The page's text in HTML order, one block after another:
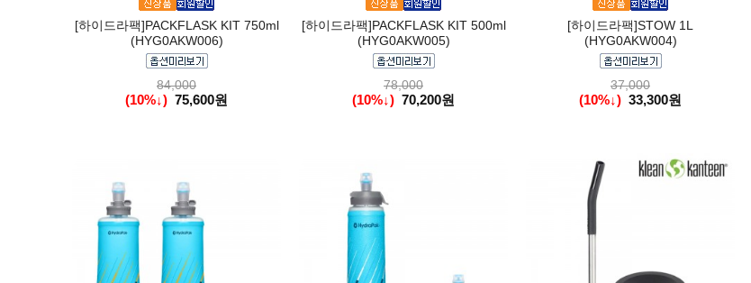
[하이드라팩]PACKFLASK KIT 750ml
(HYG0AKW006)
84,000
(10%↓) 75,600원
[하이드라팩]PACKFLASK KIT 500ml
(HYG0AKW005)
78,000
(10%↓) 70,200원
[하이드라팩]STOW 1L
(HYG0AKW004)
37,000
(10%↓) 33,300원